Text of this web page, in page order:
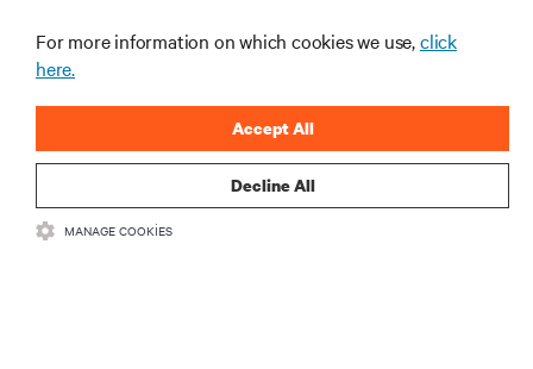
KURUMSAL
BIZIMLE ILETIŞIME GEÇIN
For more information on which cookies we use,click
here.
Decline All
Accept All
MANAGE COOKIES